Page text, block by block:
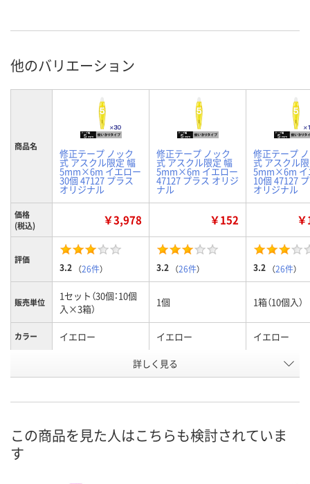
他のバリエーション
商品名
修正テープ ノック
式 アスクル限定 幅
5mm×6m イエロー
30個 47127 プラス
オリジナル
修正テープ ノック
式 アスクル限定 幅
5mm×6m イエロー
47127 プラス オリジ
ナル
修正テープ
式 アスクル
5mm×6m イ
10個 47127
オリジナル
価格
(税込)
￥3,978 ￥152
評価
3.2 （26件） 3.2 （26件） 3.2 （26件）
販売単位
1セット（30個：10個
入×3箱）
1個 1箱（10個入）
カラー イエロー イエロー イエロー
7796093 1263202
8月8日（土）
詳しく見る
この商品を見た人はこちらも検討されていま
す